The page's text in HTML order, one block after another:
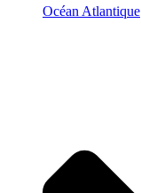
Océan Atlantique